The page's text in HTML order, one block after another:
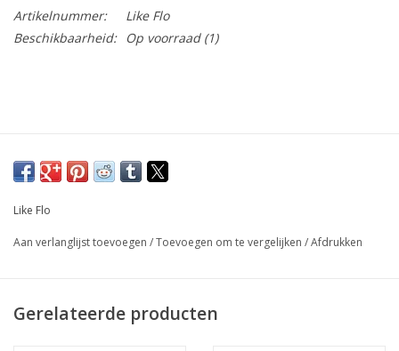
Artikelnummer:
Like Flo
Beschikbaarheid:
Op voorraad(1)
Like Flo
Aan verlanglijst toevoegen /Toevoegen om te vergelijken /Afdrukken
Gerelateerde producten